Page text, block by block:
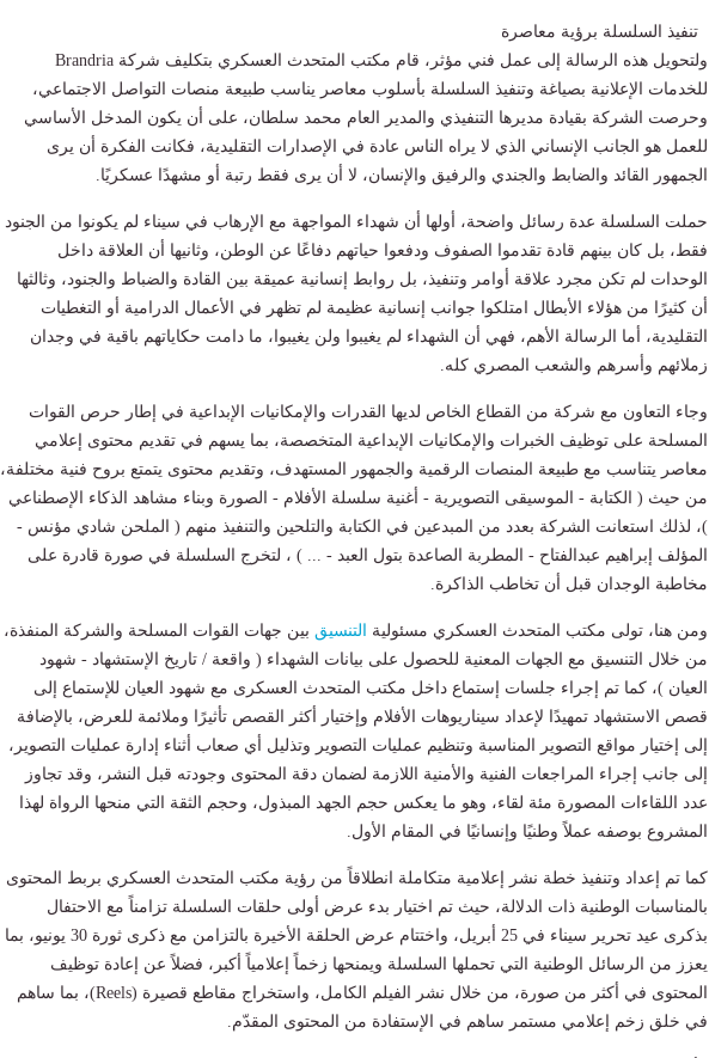
تنفيذ السلسلة برؤية معاصرة
ولتحويل هذه الرسالة إلى عمل فني مؤثر، قام مكتب المتحدث العسكري بتكليف شركة Brandria
للخدمات الإعلانية بصياغة وتنفيذ السلسلة بأسلوب معاصر يناسب طبيعة منصات التواصل الاجتماعي،
وحرصت الشركة بقيادة مديرها التنفيذي والمدير العام محمد سلطان، على أن يكون المدخل الأساسي
للعمل هو الجانب الإنساني الذي لا يراه الناس عادة في الإصدارات التقليدية، فكانت الفكرة أن يرى
الجمهور القائد والضابط والجندي والرفيق والإنسان، لا أن يرى فقط رتبة أو مشهدًا عسكريًا.
حملت السلسلة عدة رسائل واضحة، أولها أن شهداء المواجهة مع الإرهاب في سيناء لم يكونوا من الجنود
فقط، بل كان بينهم قادة تقدموا الصفوف ودفعوا حياتهم دفاعًا عن الوطن، وثانيها أن العلاقة داخل
الوحدات لم تكن مجرد علاقة أوامر وتنفيذ، بل روابط إنسانية عميقة بين القادة والضباط والجنود، وثالثها
أن كثيرًا من هؤلاء الأبطال امتلكوا جوانب إنسانية عظيمة لم تظهر في الأعمال الدرامية أو التغطيات
التقليدية، أما الرسالة الأهم، فهي أن الشهداء لم يغيبوا ولن يغيبوا، ما دامت حكاياتهم باقية في وجدان
زملائهم وأسرهم والشعب المصري كله.
وجاء التعاون مع شركة من القطاع الخاص لديها القدرات والإمكانيات الإبداعية في إطار حرص القوات
المسلحة على توظيف الخبرات والإمكانيات الإبداعية المتخصصة، بما يسهم في تقديم محتوى إعلامي
معاصر يتناسب مع طبيعة المنصات الرقمية والجمهور المستهدف، وتقديم محتوى يتمتع بروح فنية مختلفة،
من حيث ( الكتابة - الموسيقى التصويرية - أغنية سلسلة الأفلام - الصورة وبناء مشاهد الذكاء الإصطناعي
)، لذلك استعانت الشركة بعدد من المبدعين في الكتابة والتلحين والتنفيذ منهم ( الملحن شادي مؤنس -
المؤلف إبراهيم عبدالفتاح - المطربة الصاعدة بتول العبد - ... ) ، لتخرج السلسلة في صورة قادرة على
مخاطبة الوجدان قبل أن تخاطب الذاكرة.
ومن هنا، تولى مكتب المتحدث العسكري مسئولية التنسيق بين جهات القوات المسلحة والشركة المنفذة،
من خلال التنسيق مع الجهات المعنية للحصول على بيانات الشهداء ( واقعة / تاريخ الإستشهاد - شهود
العيان )، كما تم إجراء جلسات إستماع داخل مكتب المتحدث العسكرى مع شهود العيان للإستماع إلى
قصص الاستشهاد تمهيدًا لإعداد سيناريوهات الأفلام وإختيار أكثر القصص تأثيرًا وملائمة للعرض، بالإضافة
إلى إختيار مواقع التصوير المناسبة وتنظيم عمليات التصوير وتذليل أي صعاب أثناء إدارة عمليات التصوير،
إلى جانب إجراء المراجعات الفنية والأمنية اللازمة لضمان دقة المحتوى وجودته قبل النشر، وقد تجاوز
عدد اللقاءات المصورة مئة لقاء، وهو ما يعكس حجم الجهد المبذول، وحجم الثقة التي منحها الرواة لهذا
المشروع بوصفه عملاً وطنيًا وإنسانيًا في المقام الأول.
كما تم إعداد وتنفيذ خطة نشر إعلامية متكاملة انطلاقاً من رؤية مكتب المتحدث العسكري بربط المحتوى
بالمناسبات الوطنية ذات الدلالة، حيث تم اختيار بدء عرض أولى حلقات السلسلة تزامناً مع الاحتفال
بذكرى عيد تحرير سيناء في 25 أبريل، واختتام عرض الحلقة الأخيرة بالتزامن مع ذكرى ثورة 30 يونيو، بما
يعزز من الرسائل الوطنية التي تحملها السلسلة ويمنحها زخماً إعلامياً أكبر، فضلاً عن إعادة توظيف
المحتوى في أكثر من صورة، من خلال نشر الفيلم الكامل، واستخراج مقاطع قصيرة (Reels)، بما ساهم
في خلق زخم إعلامي مستمر ساهم في الإستفادة من المحتوى المقدّم.